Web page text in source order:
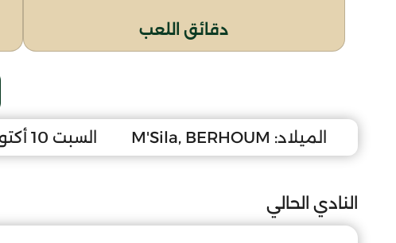
دقائق اللعب
الميلاد: M'Sila, BERHOUM السبت 10 أكتوبر 2009
النادي الحالي